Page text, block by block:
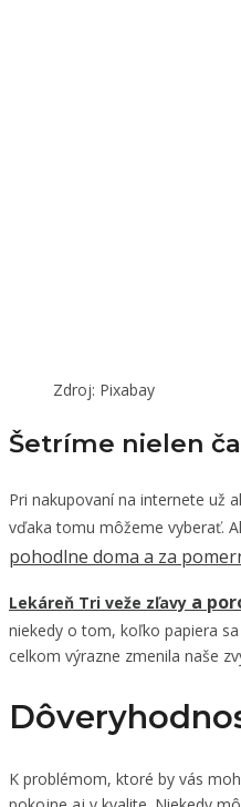
Zdroj: Pixabay
Šetríme nielen
Pri nakupovaní na internete už
vďaka tomu môžeme vyberať.
pohodlne doma a za
Lekáreň Tri veže zľavy a
niekedy o tom, koľko papiera
celkom výrazne zmenila naše
K problémom, ktoré by vás